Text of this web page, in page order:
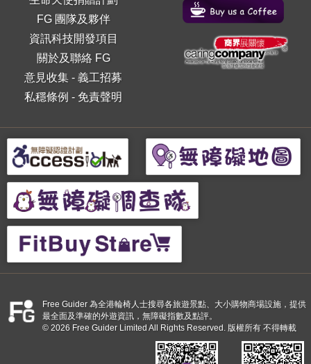
FG 團隊及夥伴
資訊科技開發項目
關於及聯絡 FG
意見收集 -義工招募
私穩條例 - 免責聲明
Free Guider 為全港輪椅人士搜尋各旅遊景點、大小購物商場設施，提供
最全面及準確的外遊資訊，無障礙指數及點評。
© 2026 Free Guider Limited All Rights Reserved. 版權所有 不得轉載